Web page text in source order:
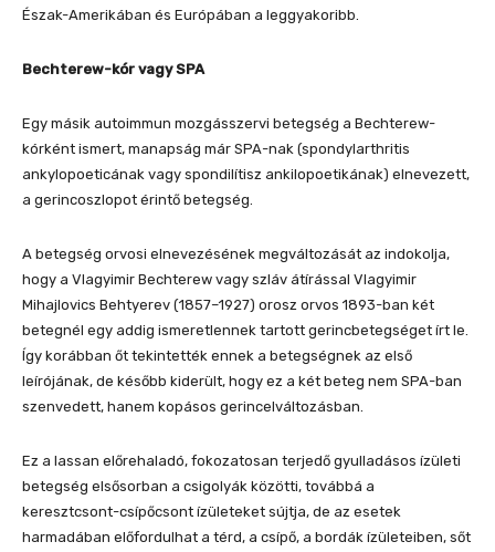
Észak-Amerikában és Európában a leggyakoribb.
Bechterew-kór vagy SPA
Egy másik autoimmun mozgásszervi betegség a Bechterew-
kórként ismert, manapság már SPA-nak (spondylarthritis
ankylopoeticának vagy spondilítisz ankilopoetikának) elnevezett,
a gerincoszlopot érintő betegség.
A betegség orvosi elnevezésének megváltozását az indokolja,
hogy a Vlagyimir Bechterew vagy szláv átírással Vlagyimir
Mihajlovics Behtyerev (1857–1927) orosz orvos 1893-ban két
betegnél egy addig ismeretlennek tartott gerincbetegséget írt le.
Így korábban őt tekintették ennek a betegségnek az első
leírójának, de később kiderült, hogy ez a két beteg nem SPA-ban
szenvedett, hanem kopásos gerincelváltozásban.
Ez a lassan előrehaladó, fokozatosan terjedő gyulladásos ízületi
betegség elsősorban a csigolyák közötti, továbbá a
keresztcsont-csípőcsont ízületeket sújtja, de az esetek
harmadában előfordulhat a térd, a csípő, a bordák ízületeiben, sőt